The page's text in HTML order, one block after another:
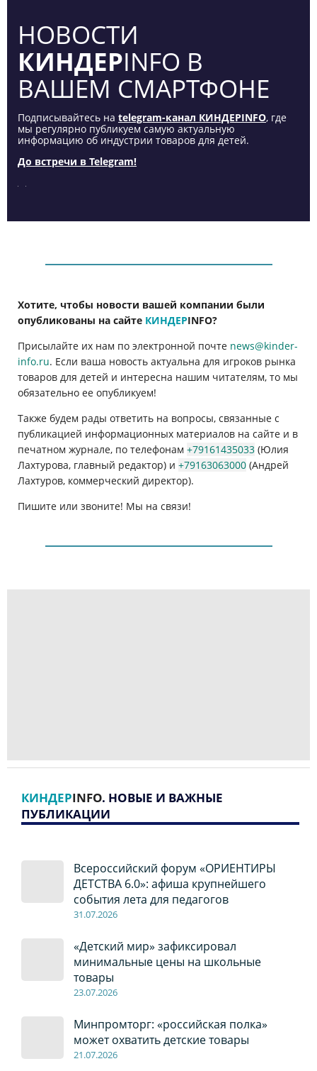
НОВОСТИ
КИНДЕРINFO В
ВАШЕМ СМАРТФОНЕ
Подписывайтесь на telegram-канал КИНДЕРINFO, где
мы регулярно публикуем самую актуальную
информацию об индустрии товаров для детей.
До встречи в Telegram!
Хотите, чтобы новости вашей компании были
опубликованы на сайте КИНДЕРINFO?
Присылайте их нам по электронной почте news@kinder-
info.ru. Если ваша новость актуальна для игроков рынка
товаров для детей и интересна нашим читателям, то мы
обязательно ее опубликуем!
Также будем рады ответить на вопросы, связанные с
публикацией информационных материалов на сайте и в
печатном журнале, по телефонам +79161435033 (Юлия
Лахтурова, главный редактор) и +79163063000 (Андрей
Лахтуров, коммерческий директор).
Пишите или звоните! Мы на связи!
КИНДЕРINFO. НОВЫЕ И ВАЖНЫЕ
ПУБЛИКАЦИИ
Всероссийский форум «ОРИЕНТИРЫ
ДЕТСТВА 6.0»: афиша крупнейшего
события лета для педагогов
31.07.2026
«Детский мир» зафиксировал
минимальные цены на школьные
товары
23.07.2026
Минпромторг: «российская полка»
может охватить детские товары
21.07.2026